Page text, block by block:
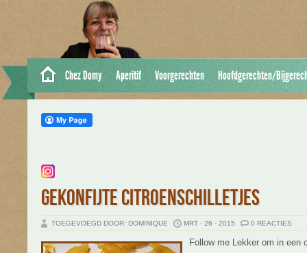
Chez Domy Aperitif Voorgerechten Hoofdgerechten/
GEKONFIJTE CITROENSCHILLETJES
TOEGEVOEGD DOOR: DOMINIQUE MRT - 26 - 2015 0 REACTIES
Follow me Lekker om in een